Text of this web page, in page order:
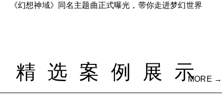
《幻想神域》同名主题曲正式曝光，带你走进梦幻世界
精选案例展示MORE →